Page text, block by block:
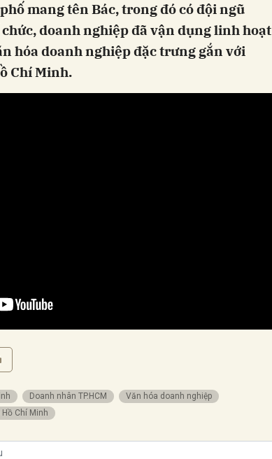
mang tên Bác, trong đó có đội ngũ
doanh nghiệp đã vận dụng linh hoạt
hóa doanh nghiệp đặc trưng gắn với
Chí Minh.
Doanh nhân TP.HCM
văn hóa doanh nghiệp
Hồ Chí Minh